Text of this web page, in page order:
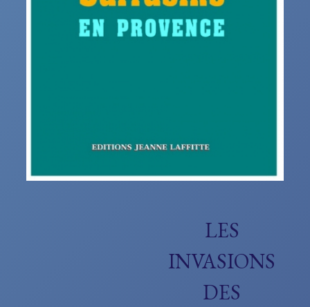
LES
INVASIONS
DES